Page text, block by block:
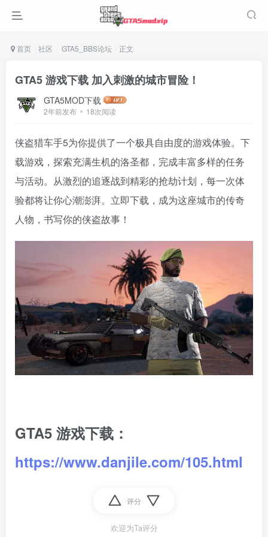
首页 社区 GTA5_BBS论坛 正文
GTA5 游戏下载 加入刺激的城市冒险！
GTA5MOD下载
2年前发布 18次阅读
侠盗猎车手5为你提供了一个极具自由度的游戏体验。下
载游戏，探索充满生机的洛圣都，完成丰富多样的任务
与活动。从激烈的追逐战到精彩的抢劫计划，每一次体
验都将让你心潮澎湃。立即下载，成为这座城市的传奇
人物，书写你的侠盗故事！
GTA5 游戏下载：
https://www.danjile.com/105.html
评分
欢迎为Ta评分